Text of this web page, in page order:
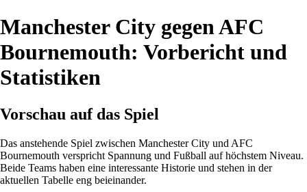
Manchester City gegen AFC
Bournemouth: Vorbericht und
Statistiken
Vorschau auf das Spiel
Das anstehende Spiel zwischen Manchester City und AFC
Bournemouth verspricht Spannung und Fußball auf höchstem Niveau.
Beide Teams haben eine interessante Historie und stehen in der
aktuellen Tabelle eng beieinander.